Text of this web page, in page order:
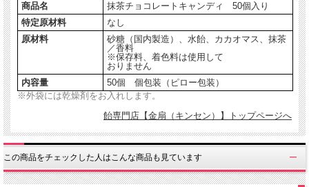
かわいいハート型のキャンディはちょっとしたプレゼントのほか、バレンタインデ
ーやホワイトデーなどのイベントにもご利用いただけます。
商品名
抹茶チョコレートキャンディ 50個入り
特定原材料
なし
原材料
砂糖（国内製造）、水飴、カカオマス、抹茶
／香料
※保存料、着色料は使用して
おりません
内容量
50個 個包装（ピロー包装）
※外袋には乾燥剤をお入れします。
飴専門店【金扇（キンセン）】トップページへ
この商品をチェックした人はこんな商品も見ています